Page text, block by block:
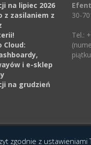
na lipiec 2026
z zasilaniem z
i e-sklep
na grudzień
30-
Tel.:
zgodnie z ustawieniami